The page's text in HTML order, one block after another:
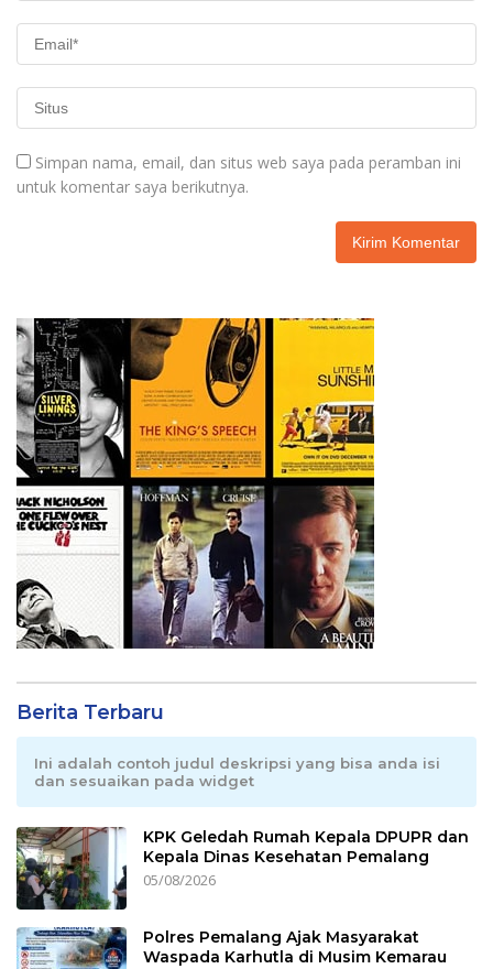
Simpan nama, email, dan situs web saya pada peramban ini
untuk komentar saya berikutnya.
Berita Terbaru
Ini adalah contoh judul deskripsi yang bisa anda isi
dan sesuaikan pada widget
KPK Geledah Rumah Kepala DPUPR dan
Kepala Dinas Kesehatan Pemalang
05/08/2026
Polres Pemalang Ajak Masyarakat
Waspada Karhutla di Musim Kemarau